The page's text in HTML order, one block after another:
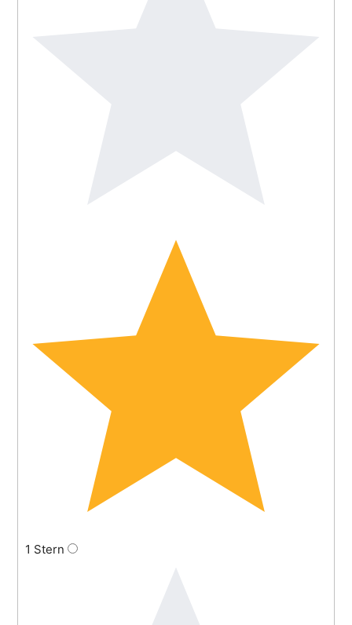
1 Stern